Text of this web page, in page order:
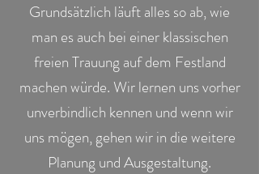
Grundsätzlich läuft alles so ab, wie
man es auch bei einer klassischen
freien Trauung auf dem Festland
machen würde. Wir lernen uns vorher
unverbindlich kennen und wenn wir
uns mögen, gehen wir in die weitere
Planung und Ausgestaltung.